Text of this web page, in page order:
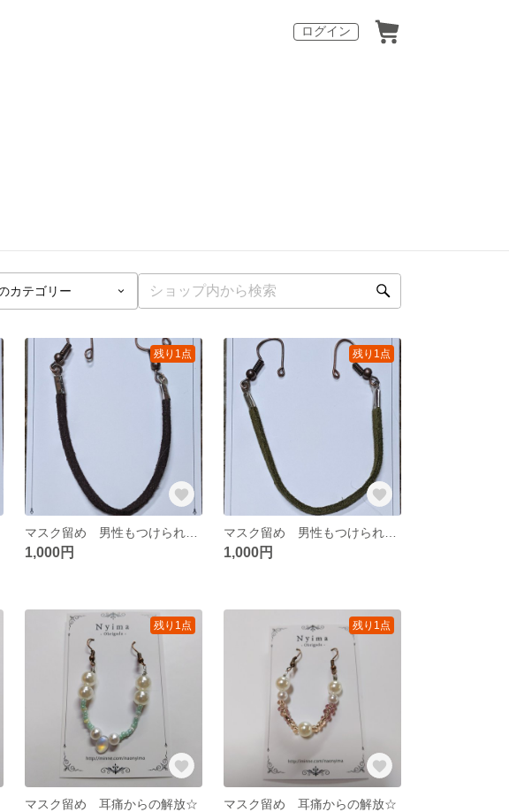
ログイン
残り1点
1,000円
残り1点
1,000円
残り1点
マスク留め 耳痛からの解放☆
残り1点
マスク留め 耳痛からの解放☆